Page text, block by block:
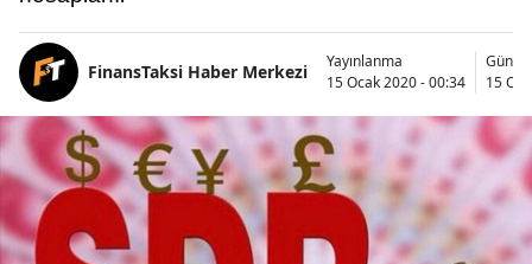
FinansTaksi Haber Merkezi
Yayınlanma
15 Ocak 2020 - 00:34
15